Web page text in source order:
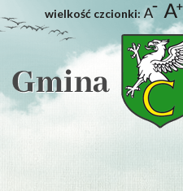
wielkość czcionki:
[interaktywna-mapa]